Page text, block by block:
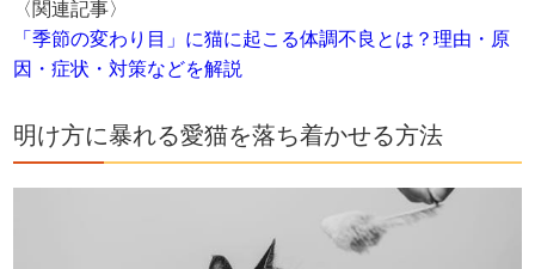
〈関連記事〉
「季節の変わり目」に猫に起こる体調不良とは？理由・原
因・症状・対策などを解説
明け方に暴れる愛猫を落ち着かせる方法